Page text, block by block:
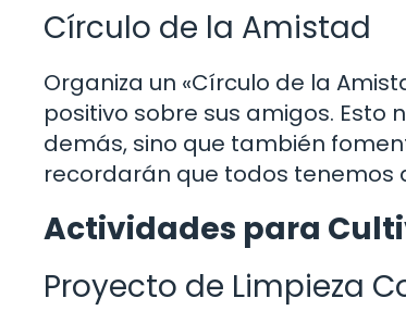
Círculo de la Amistad
Organiza un «Círculo de la
positivo sobre sus amigos. Esto
demás, sino que también
recordarán que todos tenemos
Actividades para
Proyecto de Limpieza